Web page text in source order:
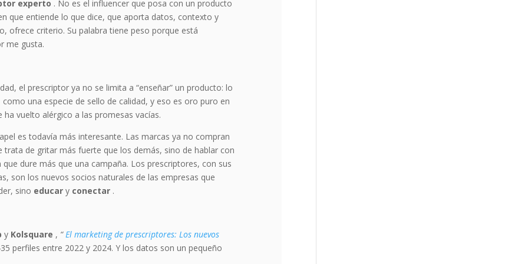
experto . No es el influencer que posa con un producto
que entiende lo que dice, que aporta datos, contexto y
ofrece criterio. Su palabra tiene peso porque está
me gusta.
el prescriptor ya no se limita a “enseñar” un producto: lo
una especie de sello de calidad, y eso es oro puro en
vuelto alérgico a las promesas vacías.
es todavía más interesante. Las marcas ya no compran
trata de gritar más fuerte que los demás, sino de hablar con
dure más que una campaña. Los prescriptores, con sus
son los nuevos socios naturales de las empresas que
sino educary conectar.
y Kolsquare , “El marketing de prescriptores: Los nuevos
perfiles entre 2022 y 2024. Y los datos son un pequeño